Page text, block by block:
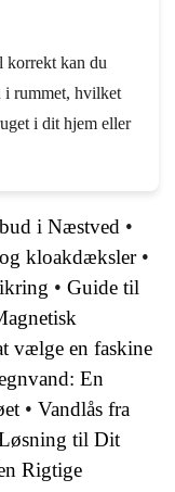
korrekt kan du
i rummet, hvilket
i dit hjem eller
i Næstved •
kloakdæksler•
• Guide til
vælge en faskine
En
• Vandlås fra
til Dit
Rigtige